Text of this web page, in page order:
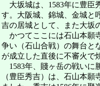
大坂城は、1583年に豊臣
す。大阪城、錦城、金城と
吉の居城として、また大坂
かつてここには石山本願
争い（石山合戦）の舞台と
が成立した直後に不審火で
1583年、賤ヶ岳の戦いに
（豊臣秀吉）は、石山本